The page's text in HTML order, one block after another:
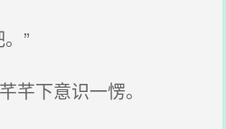
”
下意识一愣。